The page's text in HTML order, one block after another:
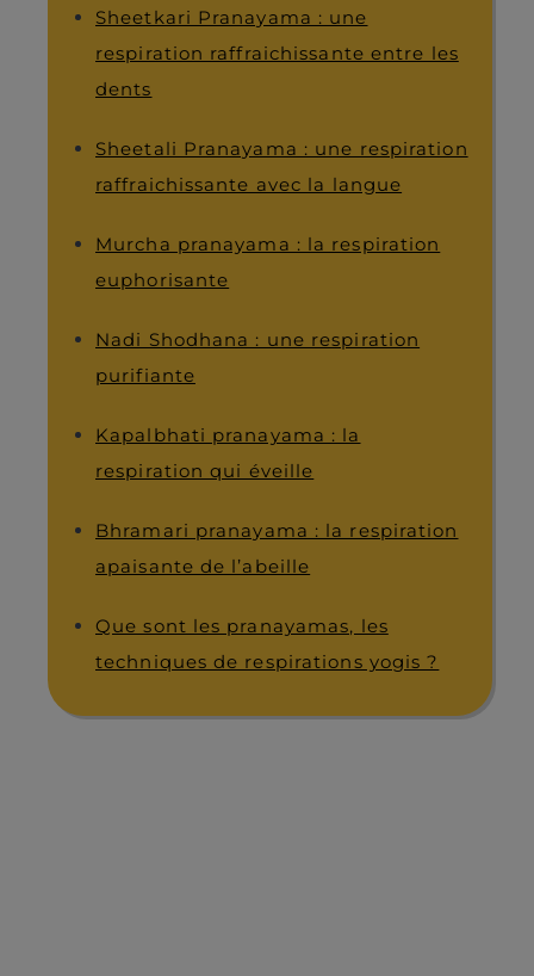
Sheetkari Pranayama : une
respiration raffraichissante entre les
dents
Sheetali Pranayama : une respiration
raffraichissante avec la langue
Murcha pranayama : la respiration
euphorisante
Nadi Shodhana : une respiration
purifiante
Kapalbhati pranayama : la
respiration qui éveille
Bhramari pranayama : la respiration
apaisante de l’abeille
Que sont les pranayamas, les
techniques de respirations yogis ?